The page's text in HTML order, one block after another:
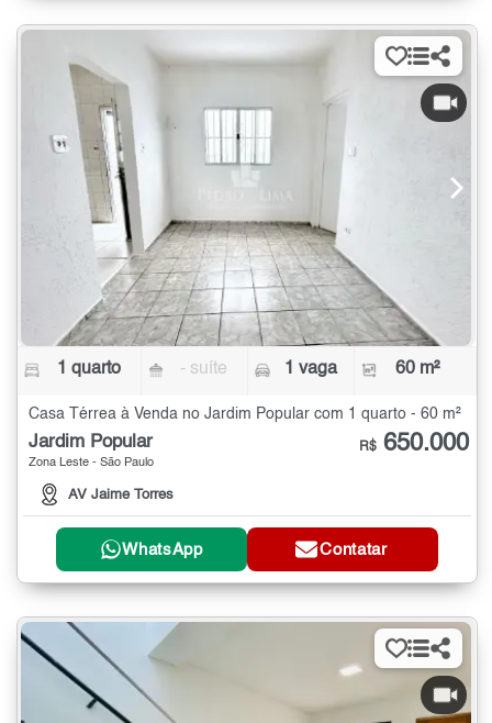
1 quarto - suíte 1 vaga 60 m²
Casa Térrea à Venda no Jardim Popular com 1 quarto - 60 m²
Jardim Popular
Zona Leste - São Paulo
AV Jaime Torres
R$ 650.000
WhatsApp Contatar